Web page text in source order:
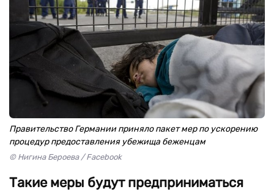
Правительство Германии приняло пакет мер по ускорению
процедур предоставления убежища беженцам
© Нигина Бероева / Facebook
Такие меры будут предприниматься